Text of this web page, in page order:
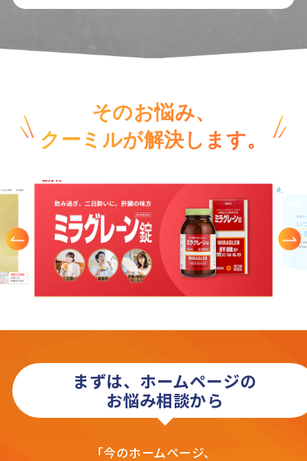
そのお悩み、
クーミルが解決します。
まずは、ホームページの
お悩み相談から
「今のホームページ、